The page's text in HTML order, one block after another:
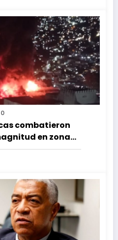
0
combatieron
en zona